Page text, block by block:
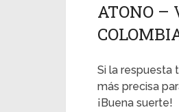
ATONO –
Si la respuesta
más precisa
¡Buena suerte!